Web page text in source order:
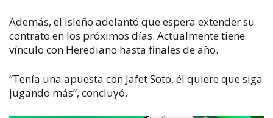
Además, el isleño adelantó que espera extender su
contrato en los próximos días. Actualmente tiene
vínculo con Herediano hasta finales de año.
“Tenía una apuesta con Jafet Soto, él quiere que siga
jugando más”, concluyó.